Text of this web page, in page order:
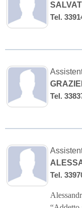
Tel.
Tel.
Tel.